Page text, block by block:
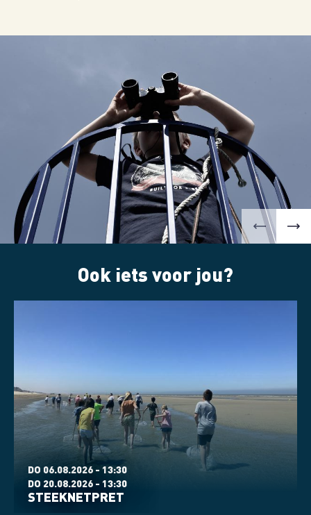
Ook iets voor jou?
DO 06.08.2026 - 13:30
DO 20.08.2026 - 13:30
STEEKNETPRET